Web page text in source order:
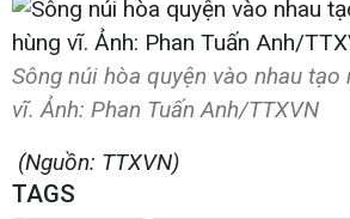
Sông núi hòa quyện vào nhau tạo
vĩ. Ảnh: Phan Tuấn Anh/TTXVN
(Nguồn: TTXVN)
TAGS